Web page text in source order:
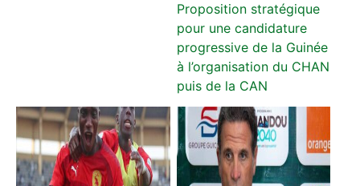
Proposition stratégique
pour une candidature
progressive de la Guinée
à l’organisation du CHAN
puis de la CAN